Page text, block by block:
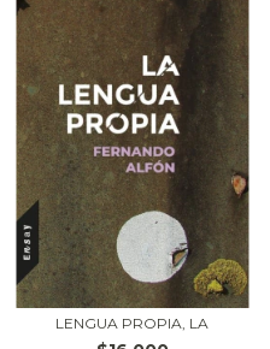
LENGUA PROPIA, LA